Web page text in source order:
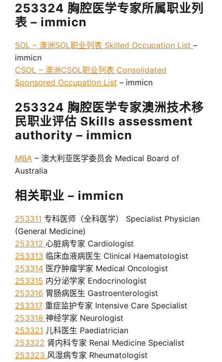
253324 胸腔医学专家所属职业列
表 – immicn
SOL – 澳洲SOL职业列表 Skilled Occupation List –
immicn
CSOL – 澳洲CSOL职业列表 Consolidated
Sponsored Occupation List – immicn
253324 胸腔医学专家澳洲技术移
民职业评估 Skills assessment
authority – immicn
MBA – 澳大利亚医学委员会 Medical Board of
Australia
相关职业 – immicn
253311 专科医师（全科医学） Specialist Physician
(General Medicine)
253312 心脏病专家 Cardiologist
253313 临床血液病医生 Clinical Haematologist
253314 医疗肿瘤学家 Medical Oncologist
253315 内分泌学家 Endocrinologist
253316 胃肠病医生 Gastroenterologist
253317 重症监护专家 Intensive Care Specialist
253318 神经学家 Neurologist
253321 儿科医生 Paediatrician
253322 肾内科专家 Renal Medicine Specialist
253323 风湿病专家 Rheumatologist